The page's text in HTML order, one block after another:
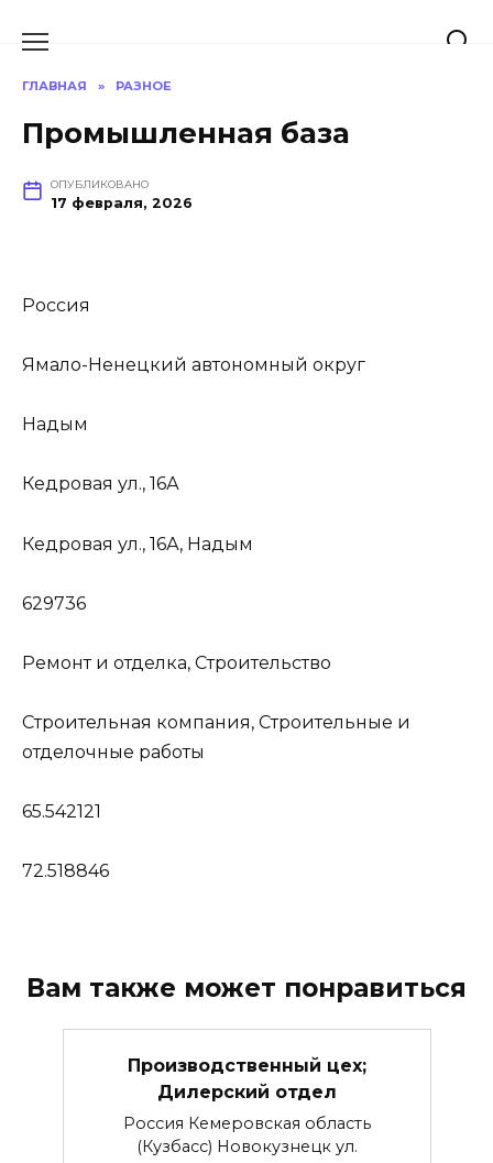
ГЛАВНАЯ » РАЗНОЕ
Промышленная база
ОПУБЛИКОВАНО
17 февраля, 2026
Россия
Ямало-Ненецкий автономный округ
Надым
Кедровая ул., 16А
Кедровая ул., 16А, Надым
629736
Ремонт и отделка, Строительство
Строительная компания, Строительные и
отделочные работы
65.542121
72.518846
Вам также может понравиться
Производственный цех;
Дилерский отдел
Россия Кемеровская область
(Кузбасс) Новокузнецк ул.